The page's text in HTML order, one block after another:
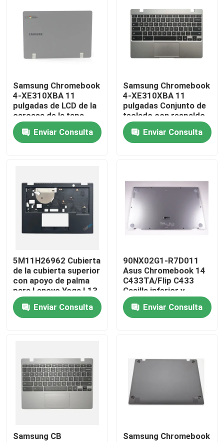
Sobre nosotros
Contactos
Vídeos
Reemplazo de la pantalla LCD de Lenovo
Reemplazo de la pantalla LCD de HP
Reemplazo de la pantalla LCD de Acer
Reemplazo de la pantalla LCD de Macbook
Samsung Chromebook
4-XE310XBA 11
pulgadas de LCD de la
carcasa de la tapa
trasera gris oscuro
BA98-01974B
Enviar Consulta
Samsung Chromebook
4-XE310XBA 11
pulgadas Conjunto de
teclado con respaldo
de palma Plata BA98-
01976A BA61-03989A
Enviar Consulta
5M11H26962 Cubierta
de la cubierta superior
con apoyo de palma
para Lenovo Yoga L13
Gen 3
Enviar Consulta
90NX02G1-R7D011
Asus Chromebook 14
C433TA/Flip C433
Casilla inferior y
inferior de plata
Enviar Consulta
Samsung CB
Samsung Chromebook